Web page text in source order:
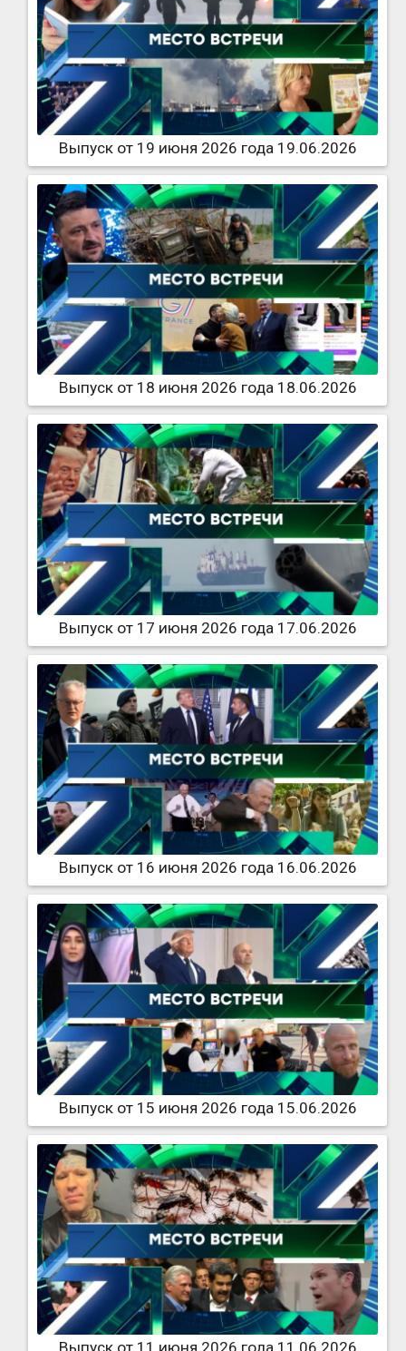
Выпуск от 19 июня 2026 года 19.06.2026
Выпуск от 18 июня 2026 года 18.06.2026
Выпуск от 17 июня 2026 года 17.06.2026
Выпуск от 16 июня 2026 года 16.06.2026
Выпуск от 15 июня 2026 года 15.06.2026